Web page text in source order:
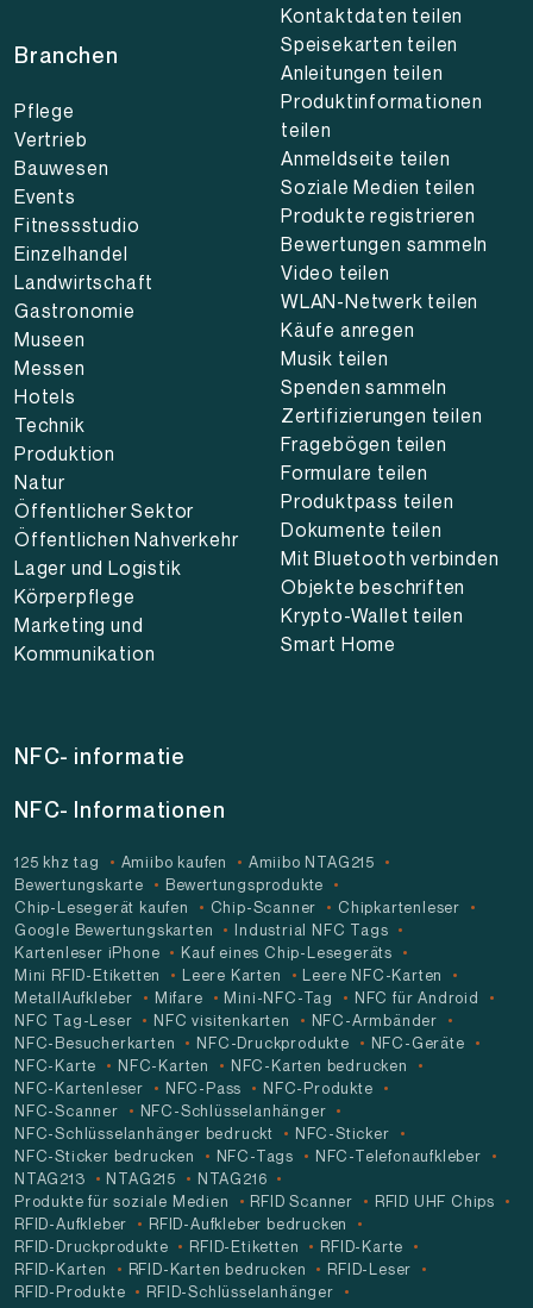
Branchen
Pflege
Vertrieb
Bauwesen
Events
Fitnessstudio
Einzelhandel
Landwirtschaft
Gastronomie
Museen
Messen
Hotels
Technik
Produktion
Natur
Öffentlicher Sektor
Öffentlichen Nahverkehr
Lager und Logistik
Körperpflege
Marketing und
Kommunikation
Kontaktdaten teilen
Speisekarten teilen
Anleitungen teilen
Produktinformationen
teilen
Anmeldseite teilen
Soziale Medien teilen
Produkte registrieren
Bewertungen sammeln
Video teilen
WLAN-Netwerk teilen
Käufe anregen
Musik teilen
Spenden sammeln
Zertifizierungen teilen
Fragebögen teilen
Formulare teilen
Produktpass teilen
Dokumente teilen
Mit Bluetooth verbinden
Objekte beschriften
Krypto-Wallet teilen
Smart Home
NFC- informatie
NFC- Informationen
125 khz tag Amiibo kaufen
Amiibo NTAG215
Bewertungskarte
Bewertungsprodukte
Chip-Lesegerät kaufen
Chip-Scanner
Chipkartenleser
Google Bewertungskarten
Industrial NFC Tags
Kartenleser iPhone
Kauf eines Chip-Lesegeräts
Mini RFID-Etiketten
Leere Karten
Leere NFC-Karten
MetallAufkleber
Mifare Mini-NFC-Tag
NFC für Android
NFC Tag-Leser
NFC visitenkarten
NFC-Armbänder
NFC-Besucherkarten
NFC-Druckprodukte
NFC-Geräte
NFC-Karte
NFC-Karten
NFC-Karten bedrucken
NFC-Kartenleser
NFC-Pass
NFC-Produkte
NFC-Scanner
NFC-Schlüsselanhänger
NFC-Schlüsselanhänger bedruckt
NFC-Sticker
NFC-Sticker bedrucken
NFC-Tags
NFC-Telefonaufkleber
NTAG213
NTAG215
NTAG216
Produkte für soziale Medien
RFID Scanner
RFID UHF Chips
RFID-Aufkleber
RFID-Aufkleber bedrucken
RFID-Druckprodukte
RFID-Etiketten
RFID-Karte
RFID-Karten
RFID-Karten bedrucken
RFID-Leser
RFID-Produkte
RFID-Schlüsselanhänger